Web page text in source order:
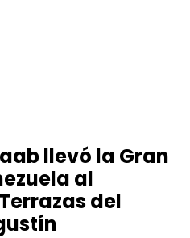
llevó la Gran
al
del